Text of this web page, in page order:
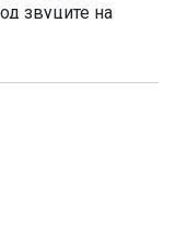
звуците на
куќите, се
пречекани